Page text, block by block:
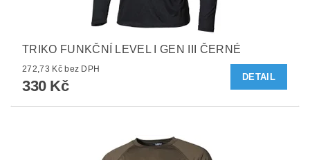
TRIKO FUNKČNÍ LEVEL I GEN III ČERNÉ
272,73 Kč bez DPH
330 Kč
DETAIL